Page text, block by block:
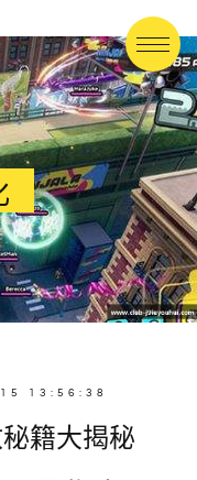
13:56:38
籍大揭秘